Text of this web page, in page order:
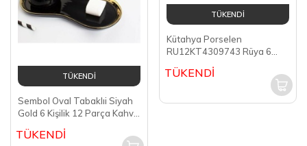
TÜKENDİ
Sembol Oval Tabaklıi Siyah
Gold 6 Kişilik 12 Parça Kahve
TÜKENDİ
TÜKENDİ
Kütahya Porselen
RU12KT4309743 Rüya 6
Kişilik 12 Parça Kahve Fincan
Takımı
TÜKENDİ